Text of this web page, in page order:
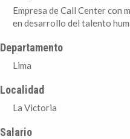
Empresa de Call Center con
en desarrollo del talento
Departamento
Lima
Localidad
La Victoria
Salario